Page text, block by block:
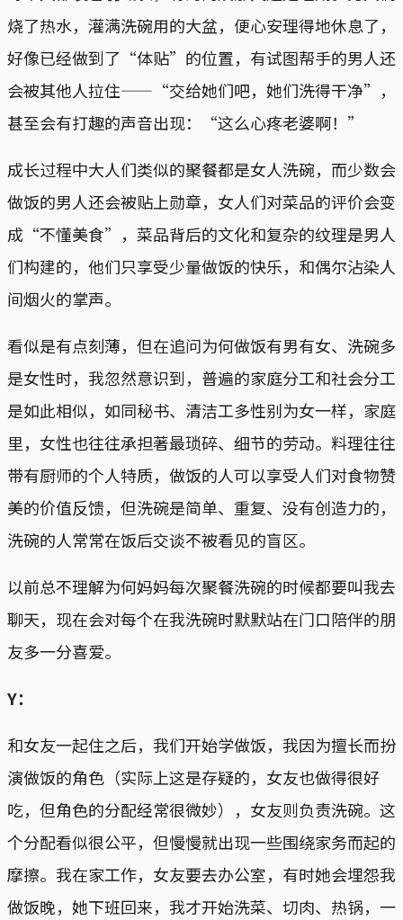
烧了热水，灌满洗碗用的大盆，便心安理得地休息了，
好像已经做到了“体贴”的位置，有试图帮手的男人还
会被其他人拉住——“交给她们吧，她们洗得干净”，
甚至会有打趣的声音出现：“这么心疼老婆啊！”
成长过程中大人们类似的聚餐都是女人洗碗，而少数会
做饭的男人还会被贴上勋章，女人们对菜品的评价会变
成“不懂美食”，菜品背后的文化和复杂的纹理是男人
们构建的，他们只享受少量做饭的快乐，和偶尔沾染人
间烟火的掌声。
看似是有点刻薄，但在追问为何做饭有男有女、洗碗多
是女性时，我忽然意识到，普遍的家庭分工和社会分工
是如此相似，如同秘书、清洁工多性别为女一样，家庭
里，女性也往往承担著最琐碎、细节的劳动。料理往往
带有厨师的个人特质，做饭的人可以享受人们对食物赞
美的价值反馈，但洗碗是简单、重复、没有创造力的，
洗碗的人常常在饭后交谈不被看见的盲区。
以前总不理解为何妈妈每次聚餐洗碗的时候都要叫我去
聊天，现在会对每个在我洗碗时默默站在门口陪伴的朋
友多一分喜爱。
Y：
和女友一起住之后，我们开始学做饭，我因为擅长而扮
演做饭的角色（实际上这是存疑的，女友也做得很好
吃，但角色的分配经常很微妙），女友则负责洗碗。这
个分配看似很公平，但慢慢就出现一些围绕家务而起的
摩擦。我在家工作，女友要去办公室，有时她会埋怨我
做饭晚，她下班回来，我才开始洗菜、切肉、热锅，一